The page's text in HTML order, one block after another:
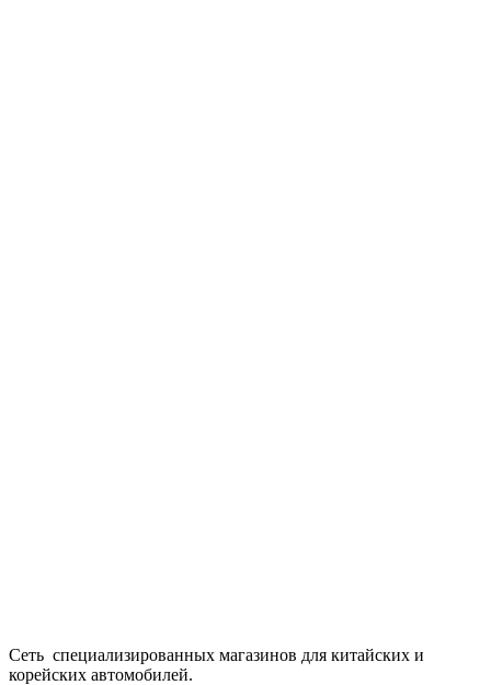
Сеть специализированных магазинов для китайских и
корейских автомобилей.